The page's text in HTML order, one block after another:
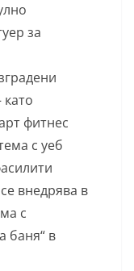
за
фитнес
с уеб
внедрява в
с
баня“ в